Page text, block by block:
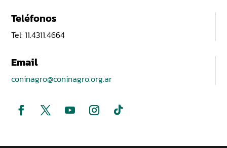
Teléfonos
Tel: 11.4311.4664
Email
coninagro@coninagro.org.ar